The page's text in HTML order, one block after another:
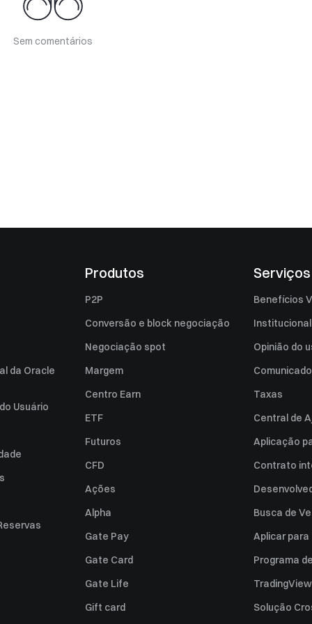
Sem comentários
da Oracle
Usuário
Produtos
P2P
Conversão e block negociação
Negociação spot
Margem
Centro Earn
ETF
Futuros
CFD
Ações
Alpha
Gate Pay
Gate Card
Gate Life
Gift card
Serviços
Benefícios
Institucional
Opinião do
Comunicado
Taxas
Central de
Aplicação
Contrato
Busca de
Aplicar para
Programa
TradingView
Solução